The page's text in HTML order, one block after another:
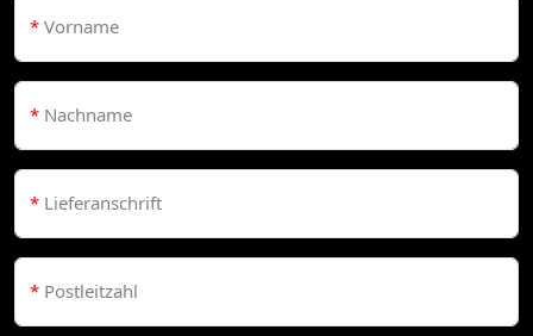
* Vorname
* Nachname
* Lieferanschrift
* Postleitzahl